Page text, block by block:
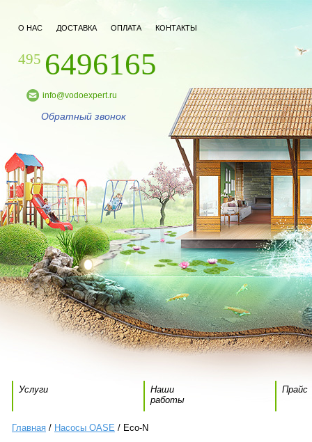
О НАС ДОСТАВКА ОПЛАТА КОНТАКТЫ
495 6496165
info@vodoexpert.ru
Обратный звонок
Услуги
Наши
работы
Прайс
Главная / Насосы OASE / Eco-N